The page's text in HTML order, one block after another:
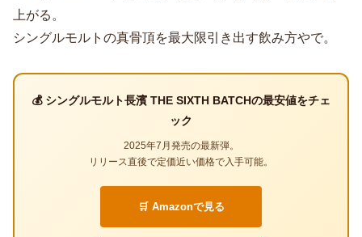
上がる。
シングルモルトの真骨頂を最大限引き出す飲み方やで。
💰 シングルモルト長濱 THE SIXTH BATCHの最安値をチェ
ック
2025年7月発売の最新弾。
リリース直後で定価近い価格で入手可能。
🛒 Amazonで見る